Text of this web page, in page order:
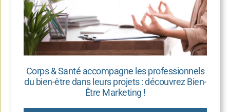
Corps & Santé accompagne les professionnels
du bien-être dans leurs projets : découvrez Bien-
Être Marketing !